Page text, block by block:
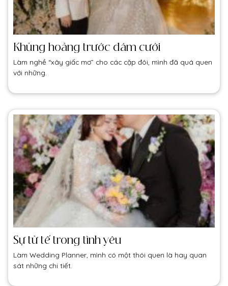
Khủng hoảng trước đám cưới
Làm nghề “xây giấc mơ” cho các cặp đôi, mình đã quá quen
với những.
Sự tử tế trong tình yêu
Làm Wedding Planner, mình có một thói quen là hay quan
sát những chi tiết.